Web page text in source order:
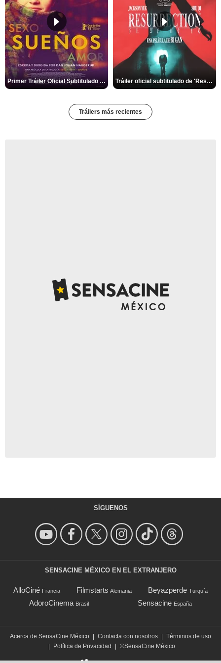
Primer Tráiler Oficial Subtitulado de 'Sueños (Sexo - Amor)' Tráiler oficial subtitulado de 'Resurrection'
Tráilers más recientes
SÍGUENOS
SENSACINE MÉXICO EN EL EXTRANJERO
AlloCiné Francia Filmstarts Alemania Beyazperde Turquía
AdoroCinema Brasil Sensacine España
Acerca de SensaCine México Contacta con nosotros
Términos de uso
Política de Privacidad ©SensaCine México